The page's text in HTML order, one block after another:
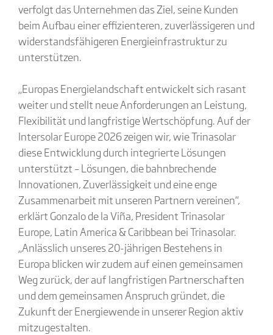
verfolgt das Unternehmen das Ziel, seine Kunden
beim Aufbau einer effizienteren, zuverlässigeren und
widerstandsfähigeren Energieinfrastruktur zu
unterstützen.
„Europas Energielandschaft entwickelt sich rasant
weiter und stellt neue Anforderungen an Leistung,
Flexibilität und langfristige Wertschöpfung. Auf der
Intersolar Europe 2026 zeigen wir, wie Trinasolar
diese Entwicklung durch integrierte Lösungen
unterstützt – Lösungen, die bahnbrechende
Innovationen, Zuverlässigkeit und eine enge
Zusammenarbeit mit unseren Partnern vereinen“,
erklärt Gonzalo de la Viña, President Trinasolar
Europe, Latin America & Caribbean bei Trinasolar.
„Anlässlich unseres 20-jährigen Bestehens in
Europa blicken wir zudem auf einen gemeinsamen
Weg zurück, der auf langfristigen Partnerschaften
und dem gemeinsamen Anspruch gründet, die
Zukunft der Energiewende in unserer Region aktiv
mitzugestalten.